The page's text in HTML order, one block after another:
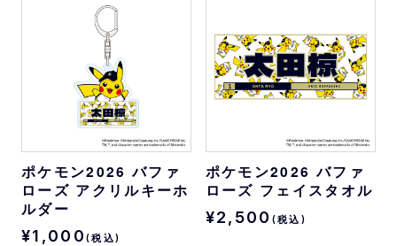
ポケモン2026 バファ
ローズ アクリルキーホ
ルダー
¥1,000 (税込)
ポケモン2026 バファ
ローズ フェイスタオル
¥2,500 (税込)